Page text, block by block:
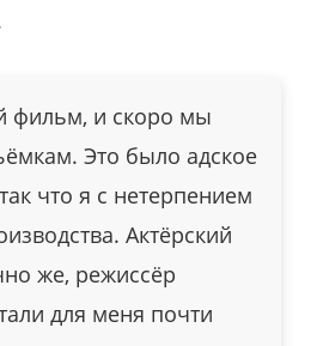
фильм, и скоро мы
Это было адское
что я с нетерпением
Актёрский
же, режиссёр
для меня почти